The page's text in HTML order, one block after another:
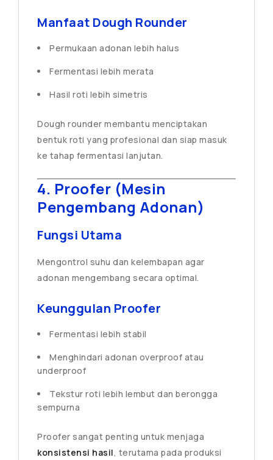
Manfaat Dough Rounder
Permukaan adonan lebih halus
Fermentasi lebih merata
Hasil roti lebih simetris
Dough rounder membantu menciptakan
bentuk roti yang profesional dan siap masuk
ke tahap fermentasi lanjutan.
4. Proofer (Mesin
Pengembang Adonan)
Fungsi Utama
Mengontrol suhu dan kelembapan agar
adonan mengembang secara optimal.
Keunggulan Proofer
Fermentasi lebih stabil
Menghindari adonan overproof atau
underproof
Tekstur roti lebih lembut dan berongga
sempurna
Proofer sangat penting untuk menjaga
konsistensi hasil, terutama pada produksi